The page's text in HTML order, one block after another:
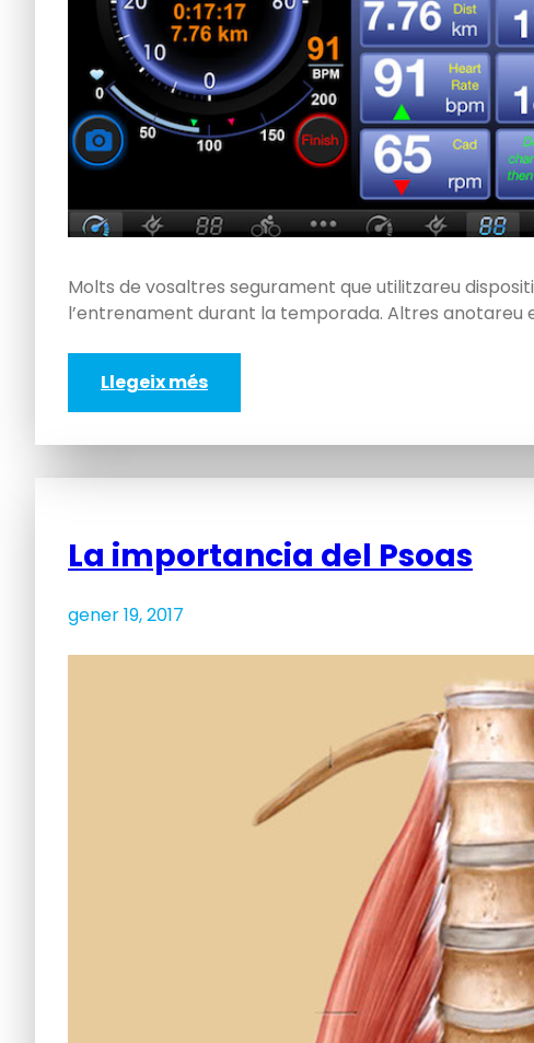
Molts de vosaltres segurament que utilitzareu
l’entrenament durant la temporada. Altres anotareu
Llegeix més
La importancia del Psoas
gener 19, 2017